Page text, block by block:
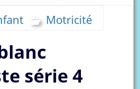
Motricité
série 4